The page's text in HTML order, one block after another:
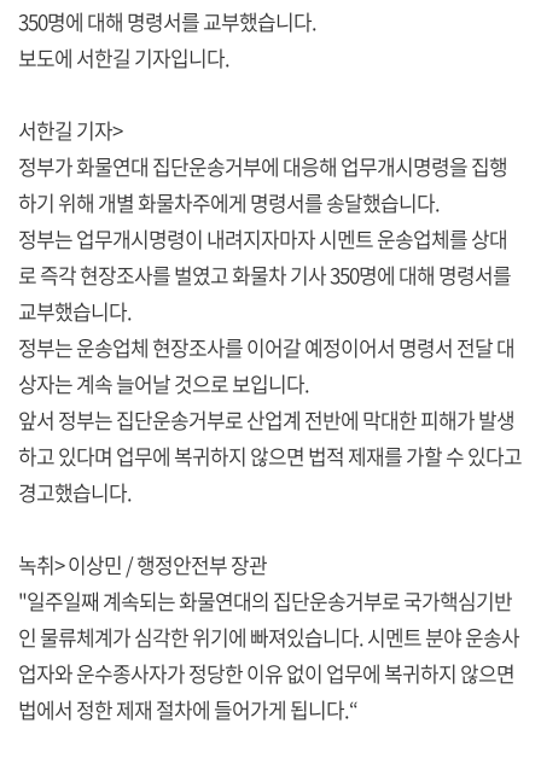
350명에 대해 명령서를 교부했습니다.
보도에 서한길 기자입니다.
서한길 기자>
정부가 화물연대 집단운송거부에 대응해 업무개시명령을 집행
하기 위해 개별 화물차주에게 명령서를 송달했습니다.
정부는 업무개시명령이 내려지자마자 시멘트 운송업체를 상대
로 즉각 현장조사를 벌였고 화물차 기사 350명에 대해 명령서를
교부했습니다.
정부는 운송업체 현장조사를 이어갈 예정이어서 명령서 전달 대
상자는 계속 늘어날 것으로 보입니다.
앞서 정부는 집단운송거부로 산업계 전반에 막대한 피해가 발생
하고 있다며 업무에 복귀하지 않으면 법적 제재를 가할 수 있다고
경고했습니다.
녹취> 이상민 / 행정안전부 장관
"일주일째 계속되는 화물연대의 집단운송거부로 국가핵심기반
인 물류체계가 심각한 위기에 빠져있습니다. 시멘트 분야 운송사
업자와 운수종사자가 정당한 이유 없이 업무에 복귀하지 않으면
법에서 정한 제재 절차에 들어가게 됩니다.“